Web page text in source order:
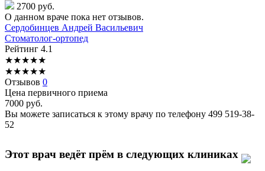
2700 руб.
О данном враче пока нет отзывов.
Сердобинцев Андрей Васильевич
Стоматолог-ортопед
Рейтинг 4.1
★★★★★
★★★★★
Отзывов 0
Цена первичного приема
7000 руб.
Вы можете записаться к этому врачу по телефону 499 519-38-
52
Этот врач ведёт прём в следующих клиниках